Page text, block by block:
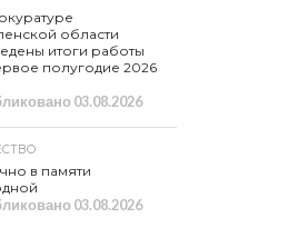
области
итоги работы
полугодие 2026
03.08.2026
в памяти
03.08.2026